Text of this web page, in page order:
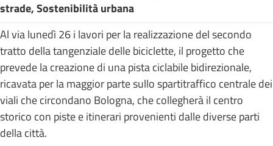
strade, Sostenibilità urbana
Al via lunedì 26 i lavori per la realizzazione del secondo
tratto della tangenziale delle biciclette, il progetto che
prevede la creazione di una pista ciclabile bidirezionale,
ricavata per la maggior parte sullo spartitraffico centrale dei
viali che circondano Bologna, che collegherà il centro
storico con piste e itinerari provenienti dalle diverse parti
della città.